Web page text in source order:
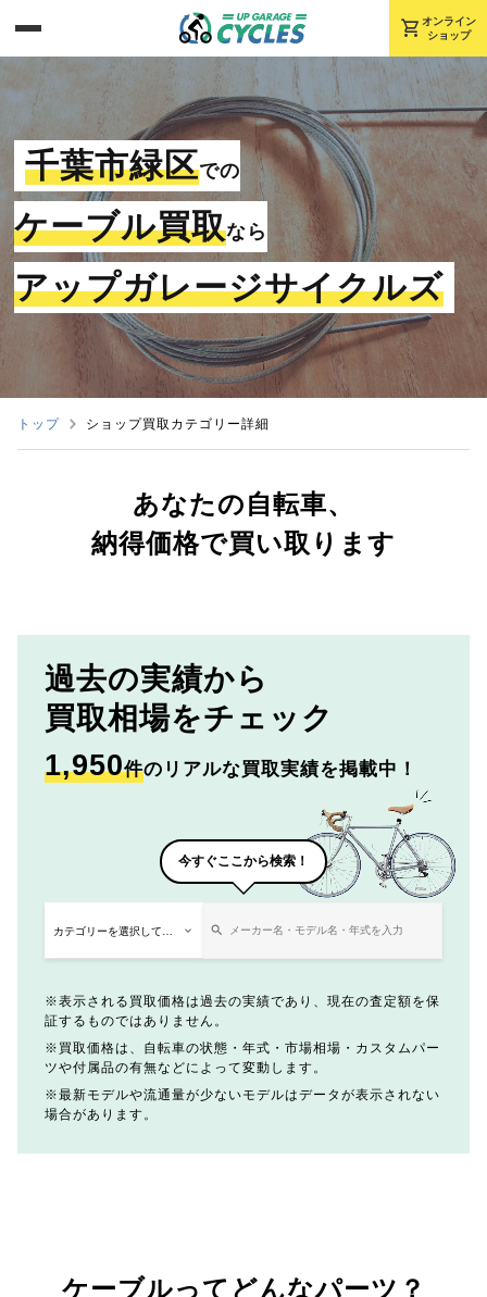
shopping_cart オンライン
ショップ
千葉市緑区での
ケーブル買取なら
アップガレージサイクルズ
トップ ショップ買取カテゴリー詳細
あなたの自転車、
納得価格で買い取ります
過去の実績から
買取相場をチェック
1,950件のリアルな買取実績を掲載中！
今すぐここから検索！
表示される買取価格は過去の実績であり、現在の査定額を保
証するものではありません。
買取価格は、自転車の状態・年式・市場相場・カスタムパー
ツや付属品の有無などによって変動します。
最新モデルや流通量が少ないモデルはデータが表示されない
場合があります。
ケーブルってどんなパーツ？